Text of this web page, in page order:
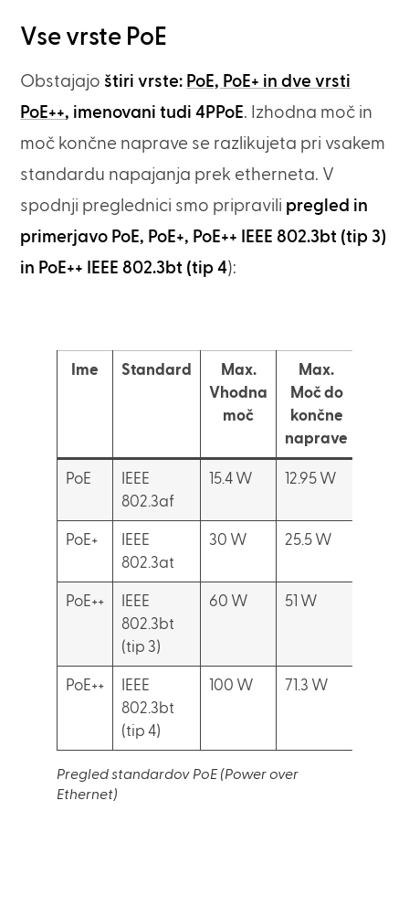
Vse vrste PoE
Obstajajo štiri vrste: PoE, PoE+ in dve vrsti
PoE++, imenovani tudi 4PPoE. Izhodna moč in
moč končne naprave se razlikujeta pri vsakem
standardu napajanja prek etherneta. V
spodnji preglednici smo pripravili pregled in
primerjavo PoE, PoE+, PoE++ IEEE 802.3bt (tip 3)
in PoE++ IEEE 802.3bt (tip 4):
Ime Standard
Max.
Vhodna
moč
Max.
Moč do
končne
naprave
PoE
IEEE
802.3af
15.4 W 12.95 W
PoE+
IEEE
802.3at
30 W 25.5 W
PoE++
IEEE
802.3bt
(tip 3)
60 W 51 W
PoE++
IEEE
802.3bt
(tip 4)
100 W 71.3 W
Pregled standardov PoE (Power over
Ethernet)